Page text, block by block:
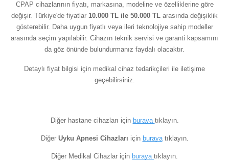
CPAP cihazlarının fiyatı, markasına, modeline ve özelliklerine göre
değişir. Türkiye'de fiyatlar 10.000 TL ile 50.000 TL arasında değişiklik
gösterebilir. Daha uygun fiyatlı veya ileri teknolojiye sahip modeller
arasında seçim yapılabilir. Cihazın teknik servisi ve garanti kapsamını
da göz önünde bulundurmanız faydalı olacaktır.
Detaylı fiyat bilgisi için medikal cihaz tedarikçileri ile iletişime
geçebilirsiniz.
Diğer hastane cihazları için buraya tıklayın.
Diğer Uyku Apnesi Cihazları için burayatıklayın.
Diğer Medikal Cihazlar için buraya tıklayın.